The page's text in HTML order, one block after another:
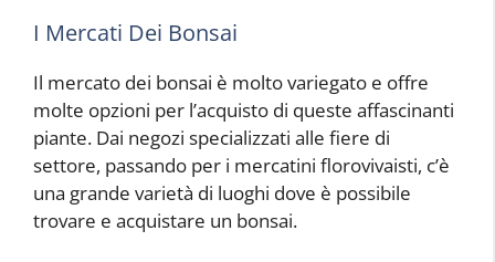
I Mercati Dei Bonsai
Il mercato dei bonsai è molto variegato e offre
molte opzioni per l’acquisto di queste affascinanti
piante. Dai negozi specializzati alle fiere di
settore, passando per i mercatini florovivaisti, c’è
una grande varietà di luoghi dove è possibile
trovare e acquistare un bonsai.